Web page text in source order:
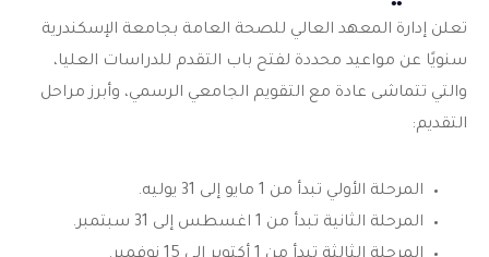
تعلن إدارة المعهد العالي للصحة العامة بجامعة الإسكندرية
سنويًا عن مواعيد محددة لفتح باب التقدم للدراسات العليا،
والتي تتماشى عادة مع التقويم الجامعي الرسمي، وأبرز مراحل
التقديم:
المرحلة الأولي تبدأ من 1 مايو إلى 31 يوليه.
المرحلة الثانية تبدأ من 1 اغسطس إلى 31 سبتمبر.